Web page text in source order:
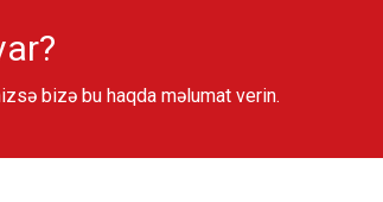
bizə bu haqda məlumat verin.